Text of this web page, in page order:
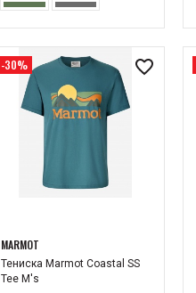
-30%
MARMOT
Тениска Marmot Coastal SS
Tee M's